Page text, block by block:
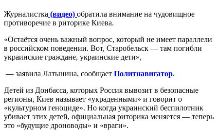
Журналистка (видео) обратила внимание на чудовищное
противоречие в риторике Киева.
«Остаётся очень важный вопрос, который не имеет параллели
в российском поведении. Вот, Старобельск — там погибли
украинские граждане, украинские дети»,
— заявила Латынина, сообщает Политнавигатор.
Детей из Донбасса, которых Россия вывозит в безопасные
регионы, Киев называет «украденными» и говорит о
«культурном геноциде». Но когда украинский беспилотник
убивает этих детей, официальная риторика меняется — теперь
это «будущие дроноводы» и «враги».